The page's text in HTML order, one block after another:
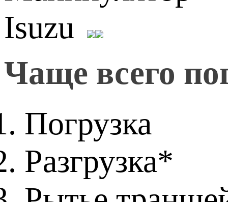
Чаще всего
Погрузка
Разгрузка*